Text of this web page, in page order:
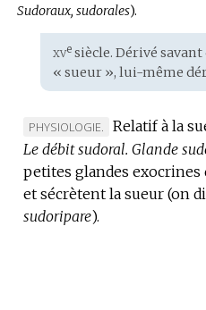
Sudoraux, sudorales).
Étymologie
:
xvesiècle. Dérivé savant
« sueur », lui-même
MARQUE
DE
DOMAINE
:
PHYSIOLOGIE. Relatif à la
Le débit sudoral. Glande
petites glandes exocrines
et sécrètent la sueur (on
sudoripare).